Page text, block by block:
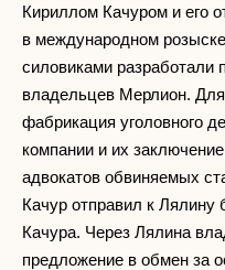
Кириллом Качуром и его
в международном
силовиками разработали
владельцев Мерлион. Для
фабрикация уголовного
компании и их
адвокатов обвиняемых
Качур отправил к
Качура. Через Лялина
предложение в обмен за